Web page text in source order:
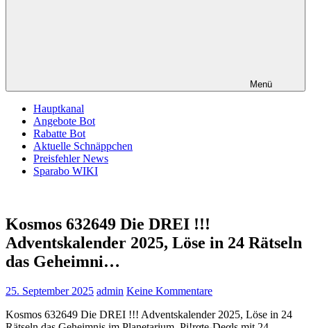
Menü
Hauptkanal
Angebote Bot
Rabatte Bot
Aktuelle Schnäppchen
Preisfehler News
Sparabo WIKI
Kosmos 632649 Die DREI !!!
Adventskalender 2025, Löse in 24 Rätseln
das Geheimni…
25. September 2025 admin Keine Kommentare
Kosmos 632649 Die DREI !!! Adventskalender 2025, Löse in 24